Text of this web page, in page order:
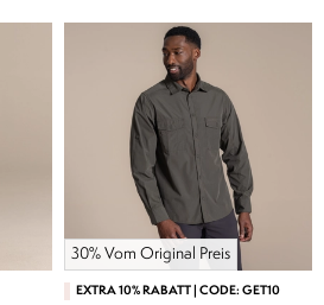
30% Vom Original Preis
EXTRA 10% RABATT | CODE: GET10